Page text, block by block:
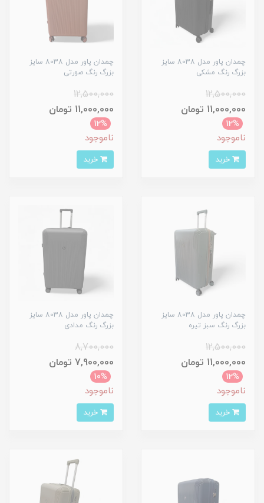
چمدان پاور مدل 8038 سایز
بزرگ رنگ مشکی
12,500,000
11,000,000 تومان
12%
ناموجود
چمدان پاور مدل 8038 سایز
بزرگ رنگ صورتی
12,500,000
11,000,000 تومان
12%
ناموجود
چمدان پاور مدل 8038 سایز
بزرگ رنگ سبز تیره
12,500,000
11,000,000 تومان
12%
ناموجود
چمدان پاور مدل 8038 سایز
بزرگ رنگ مدادی
8,700,000
7,900,000 تومان
10%
ناموجود